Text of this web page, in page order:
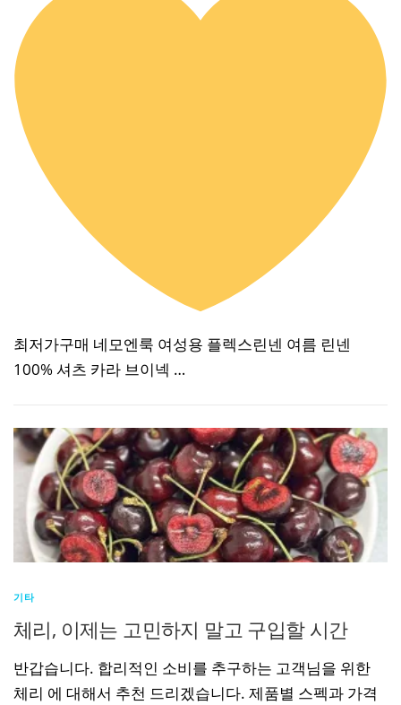
최저가구매 네모엔룩 여성용 플렉스린넨 여름 린넨
100% 셔츠 카라 브이넥 …
기타
체리, 이제는 고민하지 말고 구입할 시간
반갑습니다. 합리적인 소비를 추구하는 고객님을 위한
체리 에 대해서 추천 드리겠습니다. 제품별 스펙과 가격